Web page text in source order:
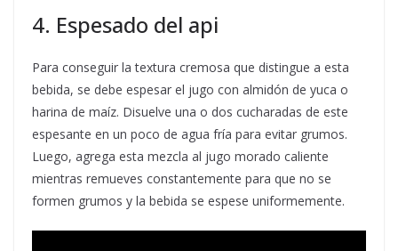
4. Espesado del api
Para conseguir la textura cremosa que distingue a esta
bebida, se debe espesar el jugo con almidón de yuca o
harina de maíz. Disuelve una o dos cucharadas de este
espesante en un poco de agua fría para evitar grumos.
Luego, agrega esta mezcla al jugo morado caliente
mientras remueves constantemente para que no se
formen grumos y la bebida se espese uniformemente.